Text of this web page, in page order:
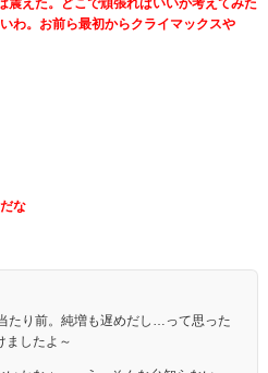
震えた。どこで頑張ればいいか考えてみた
わ。お前ら最初からクライマックスや
な
たり前。純増も遅めだし…って思った
ましたよ～